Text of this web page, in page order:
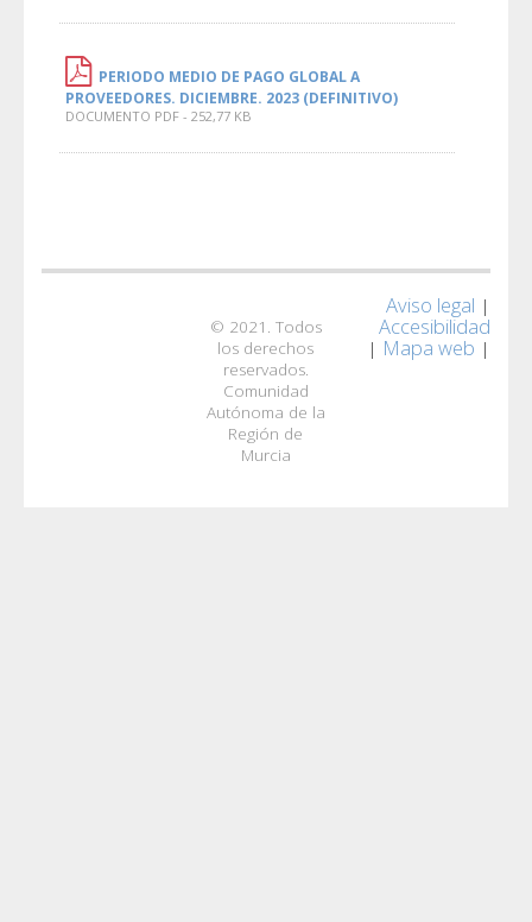
PERIODO MEDIO DE PAGO GLOBAL A
PROVEEDORES. DICIEMBRE. 2023 (DEFINITIVO)
DOCUMENTO PDF - 252,77 KB
© 2021. Todos
los derechos
reservados.
Comunidad
Autónoma de la
Región de
Murcia
Aviso legal |
Accesibilidad
| Mapa web |